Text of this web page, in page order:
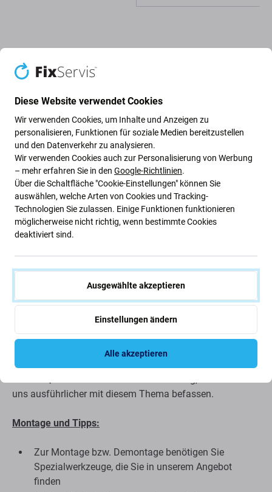
Beschreibung und Spezifikation Qualität
Batterieabdeckung für Samsung
Galaxy Z Flip 5 F731B
Wenn Ihr Gerät auf den Boden gefallen ist und die
Batterieabdeckung Ihres Geräts Samsung Galaxy Z Flip 5
F731B beschädigt wurde, ist dies das Teil, das Sie zur
Qualität: Original-Servicepaket– ein Ersatzteil ist ein
Originalteil, d. h. es wird vom Gerätehersteller Samsung
geliefert. Das Ersatzteil entspricht der höchstmöglichen
Qualität auf dem Markt und ist zu 100 % identisch mit
dem werkseitig verbauten Teil. Weitere Informationen zum
uns ausführlicher mit diesem Thema befassen.
Montage und Tipps:
Zur Montage bzw. Demontage benötigen Sie
Spezialwerkzeuge, die Sie in unserem Angebot
finden
Diese Website verwendet Cookies
Wir verwenden Cookies, um Inhalte und Anzeigen zu
personalisieren, Funktionen für soziale Medien bereitzustellen
und den Datenverkehr zu analysieren.
Wir verwenden Cookies auch zur Personalisierung von Werbung
– mehr erfahren Sie in den Google-Richtlinien.
Über die Schaltfläche "Cookie-Einstellungen" können Sie
auswählen, welche Arten von Cookies und Tracking-
Technologien Sie zulassen. Einige Funktionen funktionieren
möglicherweise nicht richtig, wenn bestimmte Cookies
deaktiviert sind.
Ausgewählte akzeptieren
Einstellungen ändern
Alle akzeptieren